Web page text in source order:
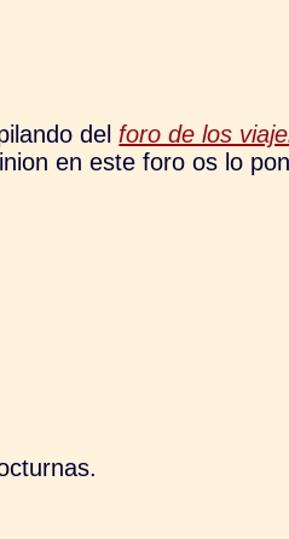
del foro de los
en este foro os lo